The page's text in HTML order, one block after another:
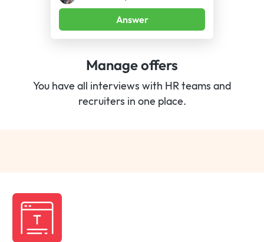
Answer
Manage offers
You have all interviews with HR teams and
recruiters in one place.